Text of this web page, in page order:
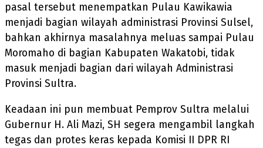
pasal tersebut menempatkan Pulau Kawikawia
menjadi bagian wilayah administrasi Provinsi Sulsel,
bahkan akhirnya masalahnya meluas sampai Pulau
Moromaho di bagian Kabupaten Wakatobi, tidak
masuk menjadi bagian dari wilayah Administrasi
Provinsi Sultra.
Keadaan ini pun membuat Pemprov Sultra melalui
Gubernur H. Ali Mazi, SH segera mengambil langkah
tegas dan protes keras kepada Komisi II DPR RI